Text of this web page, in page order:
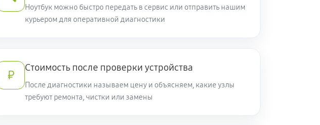
1260 руб 50 минут Заказать
590 руб 50 минут Заказать
Ноутбук можно быстро передать в сервис или отправить нашим
курьером для оперативной диагностики
₽
Стоимость после проверки устройства
После диагностики называем цену и объясняем, какие узлы
требуют ремонта, чистки или замены